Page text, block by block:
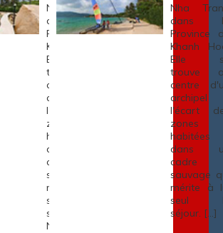
Nha Trang
dans la
Province de
Khanh Hoa.
Elle se
trouve au
centre d'un
archipel à
l'écart des
zones
habitées
dans un
cadre
sauvage qui
mérite à lui
seul le
séjour.
Nous […]
Nha
dans
Province
Khanh
Elle
trouve
centre
archipel
l'écart
zones
habitées
dans
cadre
sauvage
mérite à
seul
séjour. […]